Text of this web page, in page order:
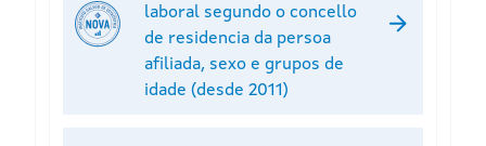
laboral segundo o concello
de residencia da persoa
afiliada, sexo e grupos de
idade (desde 2011)